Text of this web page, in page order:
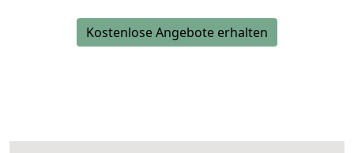
Kostenlose Angebote erhalten